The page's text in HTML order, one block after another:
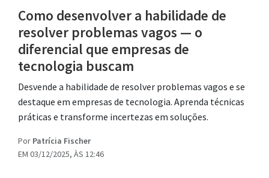
Como desenvolver a habilidade de
resolver problemas vagos — o
diferencial que empresas de
tecnologia buscam
Desvende a habilidade de resolver problemas vagos e se
destaque em empresas de tecnologia. Aprenda técnicas
práticas e transforme incertezas em soluções.
Por Patrícia Fischer
EM 03/12/2025, ÀS 12:46